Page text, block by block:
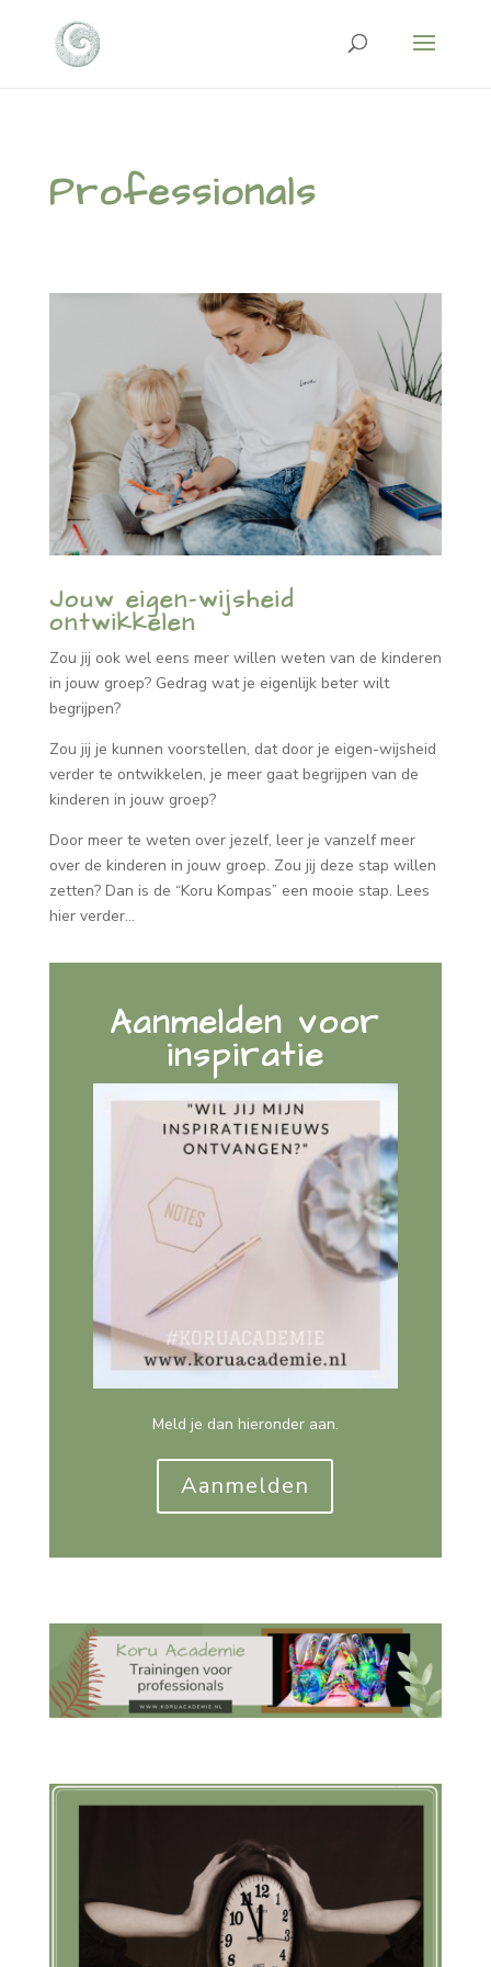
Professionals
Jouw eigen-wijsheid
ontwikkelen
Zou jij ook wel eens meer willen weten van de kinderen
in jouw groep? Gedrag wat je eigenlijk beter wilt
begrijpen?
Zou jij je kunnen voorstellen, dat door je eigen-wijsheid
verder te ontwikkelen, je meer gaat begrijpen van de
kinderen in jouw groep?
Door meer te weten over jezelf, leer je vanzelf meer
over de kinderen in jouw groep. Zou jij deze stap willen
zetten? Dan is de “Koru Kompas” een mooie stap. Lees
hier verder…
Aanmelden voor
inspiratie
Meld je dan hieronder aan.
Aanmelden